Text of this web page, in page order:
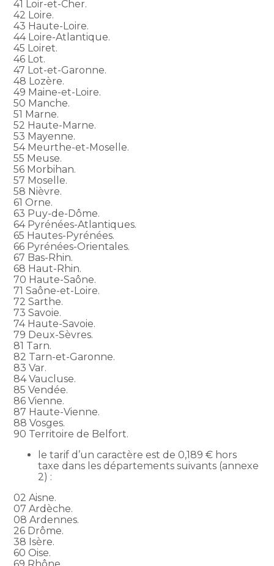
41 Loir-et-Cher.
42 Loire.
43 Haute-Loire.
44 Loire-Atlantique.
45 Loiret.
46 Lot.
47 Lot-et-Garonne.
48 Lozère.
49 Maine-et-Loire.
50 Manche.
51 Marne.
52 Haute-Marne.
53 Mayenne.
54 Meurthe-et-Moselle.
55 Meuse.
56 Morbihan.
57 Moselle.
58 Nièvre.
61 Orne.
63 Puy-de-Dôme.
64 Pyrénées-Atlantiques.
65 Hautes-Pyrénées.
66 Pyrénées-Orientales.
67 Bas-Rhin.
68 Haut-Rhin.
70 Haute-Saône.
71 Saône-et-Loire.
72 Sarthe.
73 Savoie.
74 Haute-Savoie.
79 Deux-Sèvres.
81 Tarn.
82 Tarn-et-Garonne.
83 Var.
84 Vaucluse.
85 Vendée.
86 Vienne.
87 Haute-Vienne.
88 Vosges.
90 Territoire de Belfort.
le tarif d’un caractère est de 0,189 € hors
taxe dans les départements suivants (annexe
2) :
02 Aisne.
07 Ardèche.
08 Ardennes.
26 Drôme.
38 Isère.
60 Oise.